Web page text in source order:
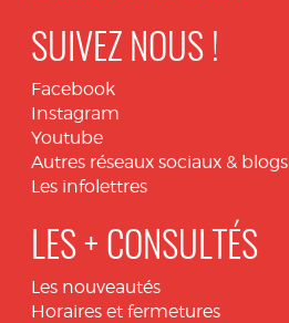
SUIVEZ NOUS !
Facebook
Instagram
Youtube
Autres réseaux sociaux & blogs
Les infolettres
LES + CONSULTÉS
Les nouveautés
Horaires et fermetures